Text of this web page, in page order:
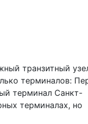
транзитный
терминалов:
терминал Санкт-
терминалах, но